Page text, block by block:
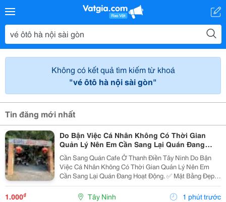
Không có kết quả tìm kiếm từ khoá
"vé ôtô hà nội sài gòn"
Tin đăng mới nhất
Do Bận Việc Cá Nhân Không Có Thời Gian
Quản Lý Nên Em Cần Sang Lại Quán Đang
Hoạt Động Ở Thanh Điền Tây Ninh
Cần Sang Quán Cafe Ở Thanh Điền Tây Ninh Do Bận
Việc Cá Nhân Không Có Thời Gian Quản Lý Nên Em
Cần Sang Lại Quán Đang Hoạt Động. ✅ Mặt Bằng Đẹp,
Vị Trí Thuận Lợi. ✅ Có Lượng Khách Quen, Ổn Định ✅
Đầy Đủ Bàn Ghế, Trang Thiết Bị, Vào Là Có Thể...
1.000₫ Tây Ninh 1 phút trước